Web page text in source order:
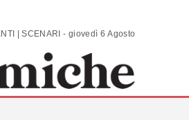
ANALISI | COMMENTI | SCENARI - giovedì 6 Agosto 2026